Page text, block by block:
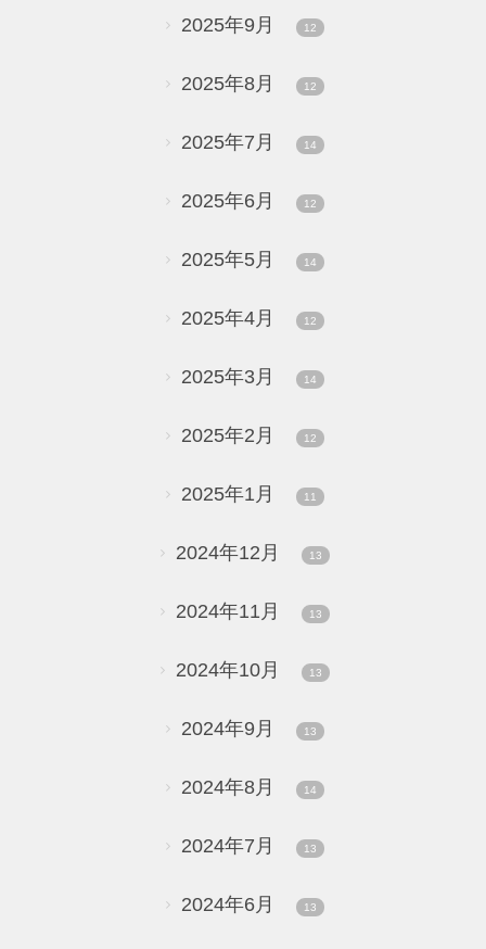
2025年9月 12
2025年8月 12
2025年7月 14
2025年6月 12
2025年5月 14
2025年4月 12
2025年3月 14
2025年2月 12
2025年1月 11
2024年12月 13
2024年11月 13
2024年10月 13
2024年9月 13
2024年8月 14
2024年7月 13
2024年6月 13